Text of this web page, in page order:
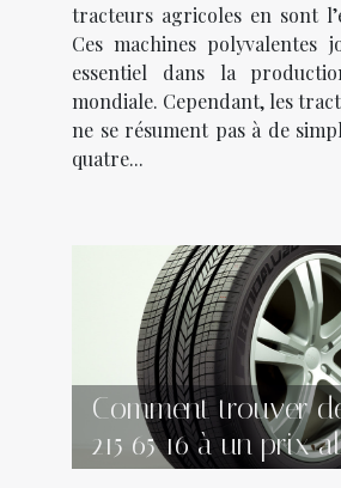
tracteurs agricoles en sont
Ces machines polyvalentes
essentiel dans la
mondiale. Cependant, les
ne se résument pas à de
quatre...
Comment trouver
215 65 16 à un prix